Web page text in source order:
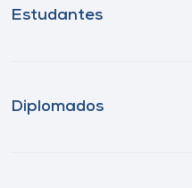
Estudantes
Diplomados